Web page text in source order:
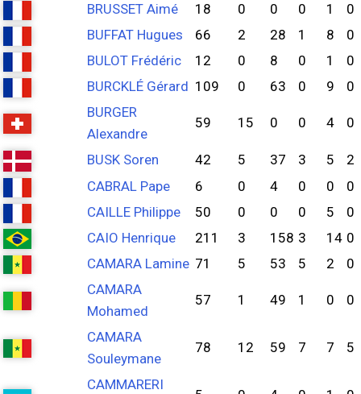
BRUSSET Aimé
18 0 0 0 1
0
BUFFAT Hugues
66 2 28 1 8
0
BULOT Frédéric
12 0 8 0 1
0
BURCKLÉ Gérard 109 0 63 0 9
0
BURGER
Alexandre
59 15 0 0 4 0
BUSK Soren 42 5 37 3 5
2
CABRAL Pape
6 0 4 0 0
0
CAILLE Philippe
50 0 0 0 5
0
CAIO Henrique
211 3 158 3 14 0
CAMARA Lamine 71 5 53 5 2
0
CAMARA
Mohamed
57 1 49 1 0 0
CAMARA
Souleymane
78 12 59 7 7 5
CAMMARERI